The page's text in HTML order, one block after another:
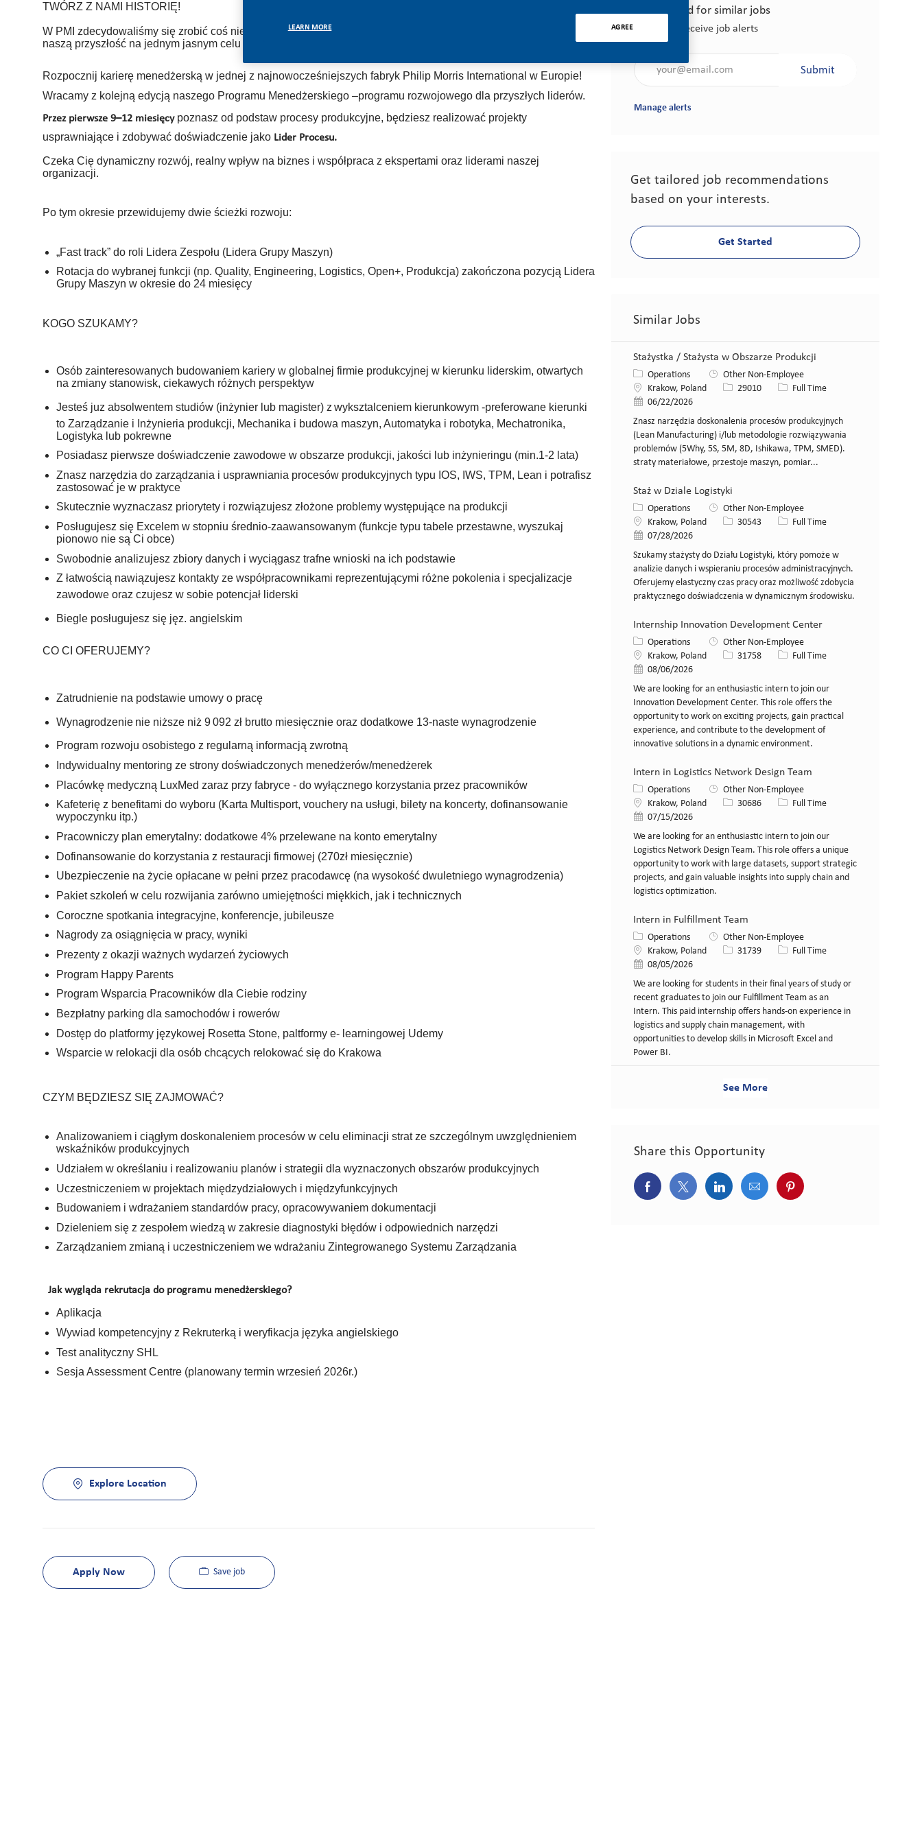
TWÓRZ Z NAMI HISTORIĘ!
W PMI zdecydowaliśmy się zrobić coś niesamowitego. Całkowicie zmieniamy naszą działalność i budujemy
naszą przyszłość na jednym jasnym celu – budowanie przyszłości bez dymu papierosowego.
Rozpocznij karierę menedżerską w jednej z najnowocześniejszych fabryk Philip Morris International w Europie!
Wracamy z kolejną edycją naszego Programu Menedżerskiego –programu rozwojowego dla przyszłych liderów.
Przez pierwsze 9–12 miesięcypoznasz od podstaw procesy produkcyjne, będziesz realizować projekty
usprawniające i zdobywać doświadczenie jako Lider Procesu.
Czeka Cię dynamiczny rozwój, realny wpływ na biznes i współpraca z ekspertami oraz liderami naszej
organizacji.
Po tym okresie przewidujemy dwie ścieżki rozwoju:
„Fast track” do roli Lidera Zespołu (Lidera Grupy Maszyn)
Rotacja do wybranej funkcji (np. Quality, Engineering, Logistics, Open+, Produkcja) zakończona pozycją Lidera
Grupy Maszyn w okresie do 24 miesięcy
KOGO SZUKAMY?
Osób zainteresowanych budowaniem kariery w globalnej firmie produkcyjnej w kierunku liderskim, otwartych
na zmiany stanowisk, ciekawych różnych perspektyw
Jesteś juz absolwentem studiów (inżynier lub magister) z wyksztalceniem kierunkowym -preferowane kierunki
to Zarządzanie i Inżynieria produkcji, Mechanika i budowa maszyn, Automatyka i robotyka, Mechatronika,
Logistyka lub pokrewne
Posiadasz pierwsze doświadczenie zawodowe w obszarze produkcji, jakości lub inżynieringu (min.1-2 lata)
Znasz narzędzia do zarządzania i usprawniania procesów produkcyjnych typu IOS, IWS, TPM, Lean i potrafisz
zastosować je w praktyce
Skutecznie wyznaczasz priorytety i rozwiązujesz złożone problemy występujące na produkcji
Posługujesz się Excelem w stopniu średnio-zaawansowanym (funkcje typu tabele przestawne, wyszukaj
pionowo nie są Ci obce)
Swobodnie analizujesz zbiory danych i wyciągasz trafne wnioski na ich podstawie
Z łatwością nawiązujesz kontakty ze współpracownikami reprezentującymi różne pokolenia i specjalizacje
zawodowe oraz czujesz w sobie potencjał liderski
Biegle posługujesz się jęz. angielskim
CO CI OFERUJEMY?
Zatrudnienie na podstawie umowy o pracę
Wynagrodzenie nie niższe niż 9092 zł brutto miesięcznie oraz dodatkowe 13-naste wynagrodzenie
Program rozwoju osobistego z regularną informacją zwrotną
Indywidualny mentoring ze strony doświadczonych menedżerów/menedżerek
Placówkę medyczną LuxMed zaraz przy fabryce - do wyłącznego korzystania przez pracowników
Kafeterię z benefitami do wyboru (Karta Multisport, vouchery na usługi, bilety na koncerty, dofinansowanie
wypoczynku itp.)
Pracowniczy plan emerytalny: dodatkowe 4% przelewane na konto emerytalny
Dofinansowanie do korzystania z restauracji firmowej (270zł miesięcznie)
Ubezpieczenie na życie opłacane w pełni przez pracodawcę (na wysokość dwuletniego wynagrodzenia)
Pakiet szkoleń w celu rozwijania zarówno umiejętności miękkich, jak i technicznych
Coroczne spotkania integracyjne, konferencje, jubileusze
Nagrody za osiągnięcia w pracy, wyniki
Prezenty z okazji ważnych wydarzeń życiowych
Program Happy Parents
Program Wsparcia Pracowników dla Ciebie rodziny
Bezpłatny parking dla samochodów i rowerów
Dostęp do platformy językowej Rosetta Stone, paltformy e- learningowej Udemy
Wsparcie w relokacji dla osób chcących relokować się do Krakowa
CZYM BĘDZIESZ SIĘ ZAJMOWAĆ?
Analizowaniem i ciągłym doskonaleniem procesów w celu eliminacji strat ze szczególnym uwzględnieniem
wskaźników produkcyjnych
Udziałem w określaniu i realizowaniu planów i strategii dla wyznaczonych obszarów produkcyjnych
Uczestniczeniem w projektach międzydziałowych i międzyfunkcyjnych
Budowaniem i wdrażaniem standardów pracy, opracowywaniem dokumentacji
Dzieleniem się z zespołem wiedzą w zakresie diagnostyki błędów i odpowiednich narzędzi
Zarządzaniem zmianą i uczestniczeniem we wdrażaniu Zintegrowanego Systemu Zarządzania
Jak wygląda rekrutacja do programu menedżerskiego?
Aplikacja
Wywiad kompetencyjny z Rekruterką i weryfikacja języka angielskiego
Test analityczny SHL
Sesja Assessment Centre (planowany termin wrzesień 2026r.)
Explore Location
Apply Now Save job
Get notified for similar jobs
Sign up to receive job alerts
Enter Email address (Required)
Submit
Manage alerts
Get tailored job recommendations
based on your interests.
Get Started
Similar Jobs
Stażystka / Stażysta w Obszarze Produkcji
Category
Operations
Other Non-Employee
Location
Krakow, Poland Job Id29010 Job TypeFull Time
Posted Date
06/22/2026
Znasz narzędzia doskonalenia procesów produkcyjnych
(Lean Manufacturing) i/lub metodologie rozwiązywania
problemów (5Why, 5S, 5M, 8D, Ishikawa, TPM, SMED).
straty materiałowe, przestoje maszyn, pomiar...
Staż w Dziale Logistyki
Category
Operations
Other Non-Employee
Location
Krakow, Poland Job Id30543 Job TypeFull Time
Posted Date
07/28/2026
Szukamy stażysty do Działu Logistyki, który pomoże w
analizie danych i wspieraniu procesów administracyjnych.
Oferujemy elastyczny czas pracy oraz możliwość zdobycia
praktycznego doświadczenia w dynamicznym środowisku.
Internship Innovation Development Center
Category
Operations
Other Non-Employee
Location
Krakow, Poland Job Id31758 Job TypeFull Time
Posted Date
08/06/2026
We are looking for an enthusiastic intern to join our
Innovation Development Center. This role offers the
opportunity to work on exciting projects, gain practical
experience, and contribute to the development of
innovative solutions in a dynamic environment.
Intern in Logistics Network Design Team
Category
Operations
Other Non-Employee
Location
Krakow, Poland Job Id30686 Job TypeFull Time
Posted Date
07/15/2026
We are looking for an enthusiastic intern to join our
Logistics Network Design Team. This role offers a unique
opportunity to work with large datasets, support strategic
projects, and gain valuable insights into supply chain and
logistics optimization.
Intern in Fulfillment Team
Category
Operations
Other Non-Employee
Location
Krakow, Poland Job Id31739 Job TypeFull Time
Posted Date
08/05/2026
We are looking for students in their final years of study or
recent graduates to join our Fulfillment Team as an
Intern. This paid internship offers hands-on experience in
logistics and supply chain management, with
opportunities to develop skills in Microsoft Excel and
Power BI.
See More
Share this Opportunity
Share via Facebook
Share via twitter
Share via LinkedIn
Share via emailShare via pinterest
LEARN MORE AGREE